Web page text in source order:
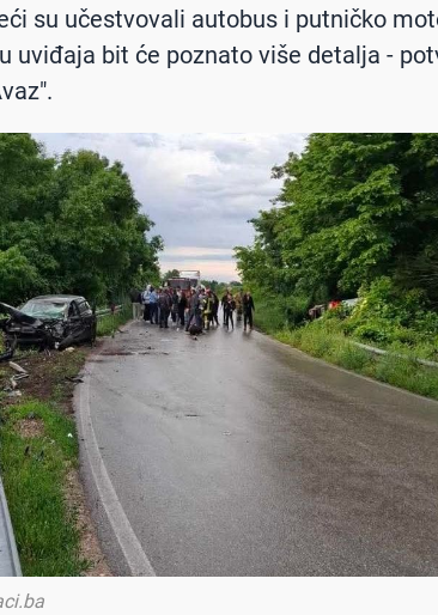
su učestvovali autobus i putničko
uviđaja bit će poznato više detalja -